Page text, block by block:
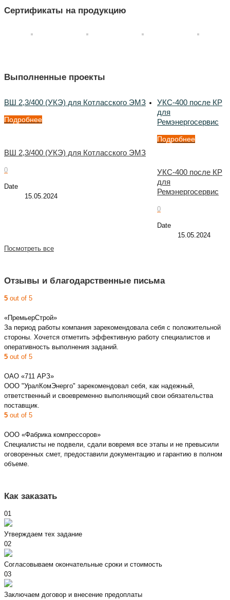
Сертификаты на продукцию
Выполненные проекты
ВШ 2,3/400 (УКЭ) для Котласского ЭМЗ
Подробнее
ВШ 2,3/400 (УКЭ) для Котласского ЭМЗ
0
Date
15.05.2024
УКС-400 после КР
для
Ремэнергосервис
Подробнее
УКС-400 после КР
для
Ремэнергосервис
0
Date
15.05.2024
Посмотреть все
Отзывы и благодарственные письма
5 out of 5
«ПремьерСтрой»
За период работы компания зарекомендовала себя с положительной
стороны. Хочется отметить эффективную работу специалистов и
оперативность выполнения заданий.
5 out of 5
ОАО «711 АРЗ»
ООО "УралКомЭнерго" зарекомендовал себя, как надежный,
ответственный и своевременно выполняющий свои обязательства
поставщик.
5 out of 5
ООО «Фабрика компрессоров»
Специалисты не подвели, сдали вовремя все этапы и не превысили
оговоренных смет, предоставили документацию и гарантию в полном
объеме.
Как заказать
01
Утверждаем тех задание
02
Согласовываем окончательные сроки и стоимость
03
Заключаем договор и внесение предоплаты